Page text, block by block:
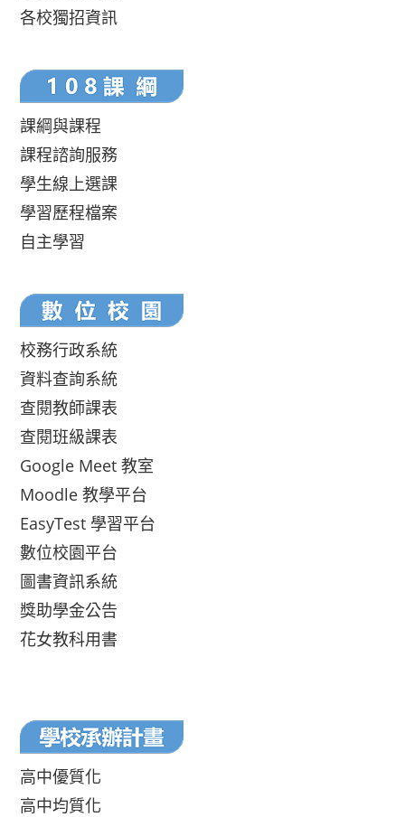
各校獨招資訊
課綱與課程
課程諮詢服務
學生線上選課
學習歷程檔案
自主學習
校務行政系統
資料查詢系統
查閱教師課表
查閱班級課表
Google Meet 教室
Moodle 教學平台
EasyTest 學習平台
數位校園平台
圖書資訊系統
獎助學金公告
花女教科用書
高中優質化
高中均質化